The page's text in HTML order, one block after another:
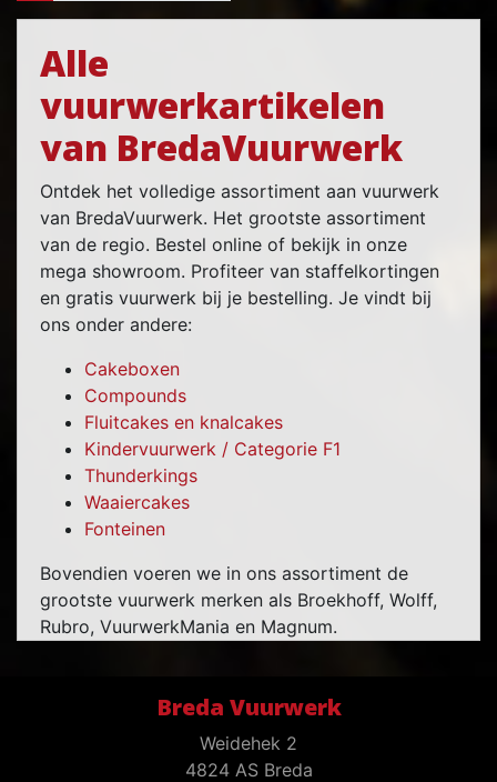
Alle
vuurwerkartikelen
van BredaVuurwerk
Ontdek het volledige assortiment aan vuurwerk
van BredaVuurwerk. Het grootste assortiment
van de regio. Bestel online of bekijk in onze
mega showroom. Profiteer van staffelkortingen
en gratis vuurwerk bij je bestelling. Je vindt bij
ons onder andere:
Cakeboxen
Compounds
Fluitcakes en knalcakes
Kindervuurwerk / Categorie F1
Thunderkings
Waaiercakes
Fonteinen
Bovendien voeren we in ons assortiment de
grootste vuurwerk merken als Broekhoff, Wolff,
Rubro, VuurwerkMania en Magnum.
Breda Vuurwerk
Weidehek 2
4824 AS Breda